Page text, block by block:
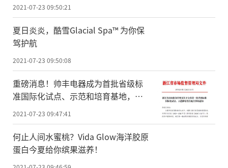
2021-07-23 09:50:21
夏日炎炎，酷雪Glacial Spa™ 为你保
驾护航
2021-07-23 09:50:08
重磅消息！帅丰电器成为首批省级标
准国际化试点、示范和培育基地，带
头牵引行业标准化升级
2021-07-23 09:47:41
何止人间水蜜桃？Vida Glow海洋胶原
蛋白今夏给你缤果滋养！